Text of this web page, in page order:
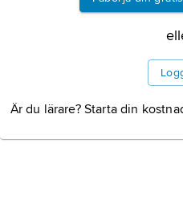
Information om
Är du lärare? Starta din